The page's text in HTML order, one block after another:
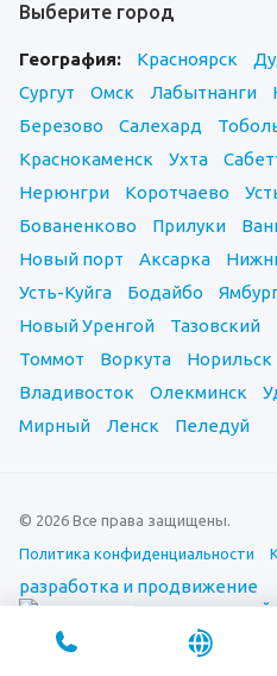
Выберите город
География: Красноярск
Сургут
Омск Лабытнанги
Березово
Салехард
Краснокаменск
Ухта
Нерюнгри
Коротчаево
Бованенково
Прилуки
Новый порт
Аксарка
Усть-Куйга
Бодайбо
Новый Уренгой
Тазовский
Томмот
Воркута Норильск
Владивосток
Олекминск
Мирный
Ленск Пеледуй
© 2026 Все права защищены.
Политика конфиденциальности
разработка и продвижение